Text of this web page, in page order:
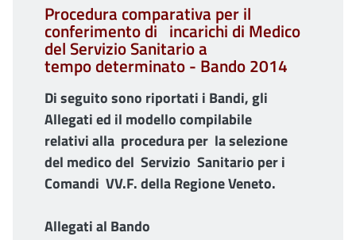
Procedura comparativa per il
conferimento di incarichi di Medico
del Servizio Sanitario a
tempo determinato - Bando 2014
Di seguito sono riportati i Bandi, gli
Allegati ed il modello compilabile
relativi alla procedura per la selezione
del medico del Servizio Sanitario per i
Comandi VV.F. della Regione Veneto.
Allegati al Bando